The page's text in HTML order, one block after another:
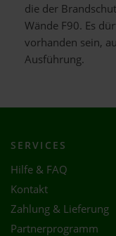
die der
Wände F90. Es
vorhanden sein,
Ausführung.
SERVICES
Hilfe & FAQ
Kontakt
Zahlung & Lieferung
Partnerprogramm